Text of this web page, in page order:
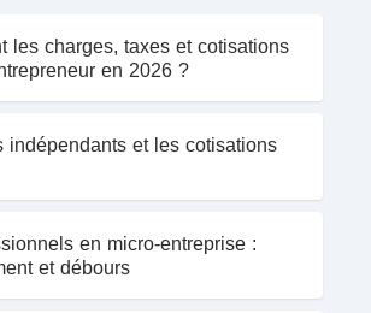
les charges, taxes et cotisations
en 2026 ?
indépendants et les cotisations
en micro-entreprise :
et débours